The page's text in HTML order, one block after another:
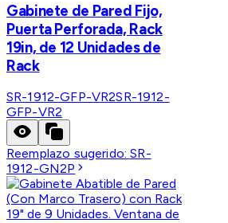
Gabinete de Pared Fijo,
Puerta Perforada, Rack
19in, de 12 Unidades de
Rack
SR-1912-GFP-VR2SR-1912-
GFP-VR2
Reemplazo sugerido:SR-
1912-GN2P